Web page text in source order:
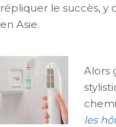
répliquer le succès, y
en Asie.
Alors
les